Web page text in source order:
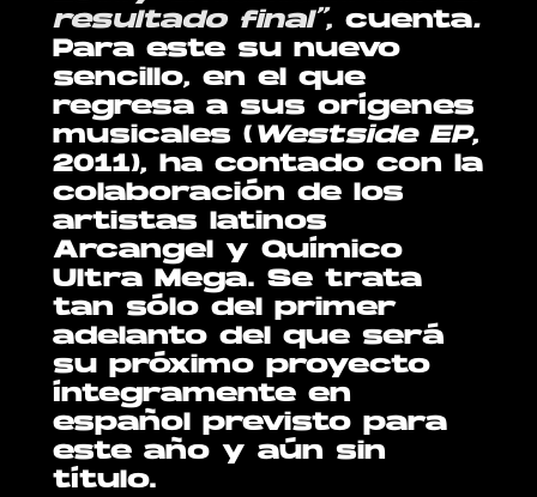
resultado final”, cuenta.
Para este su nuevo
sencillo, en el que
regresa a sus orígenes
musicales ( Westside EP,
2011), ha contado con la
colaboración de los
artistas latinos
Arcangel y Químico
Ultra Mega. Se trata
tan sólo del primer
adelanto del que será
su próximo proyecto
íntegramente en
español previsto para
este año y aún sin
título.